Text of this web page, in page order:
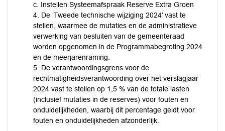
c. Instellen Systeemafspraak Reserve Extra Groen
4. De ‘Tweede technische wijziging 2024’ vast te
stellen, waarmee de mutaties en de administratieve
verwerking van besluiten van de gemeenteraad
worden opgenomen in de Programmabegroting 2024
en de meerjarenraming.
5. De verantwoordingsgrens voor de
rechtmatigheidsverantwoording over het verslagjaar
2024 vast te stellen op 1,5 % van de totale lasten
(inclusief mutaties in de reserves) voor fouten en
onduidelijkheden, waarbij dit percentage geldt voor
fouten en onduidelijkheden afzonderlijk.